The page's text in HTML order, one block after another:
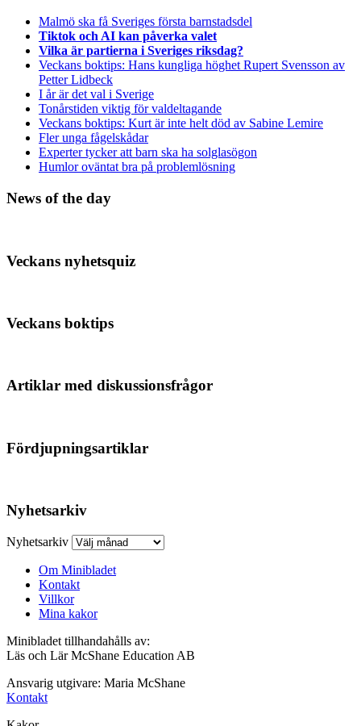
Malmö ska få Sveriges första barnstadsdel
Tiktok och AI kan påverka valet
Vilka är partierna i Sveriges riksdag?
Veckans boktips: Hans kungliga höghet Rupert Svensson av
Petter Lidbeck
I år är det val i Sverige
Tonårstiden viktig för valdeltagande
Veckans boktips: Kurt är inte helt död av Sabine Lemire
Fler unga fågelskådar
Experter tycker att barn ska ha solglasögon
Humlor oväntat bra på problemlösning
News of the day
Veckans nyhetsquiz
Veckans boktips
Artiklar med diskussionsfrågor
Fördjupningsartiklar
Nyhetsarkiv
Nyhetsarkiv
Om Minibladet
Kontakt
Villkor
Mina kakor
Minibladet tillhandahålls av:
Läs och Lär McShane Education AB
Ansvarig utgivare: Maria McShane
Kontakt